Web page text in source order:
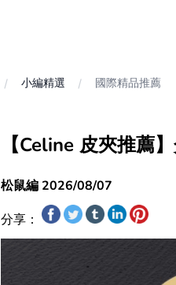
小編精選 國際精品推薦
【Celine 皮夾推薦
松鼠編 2026/08/07
分享：